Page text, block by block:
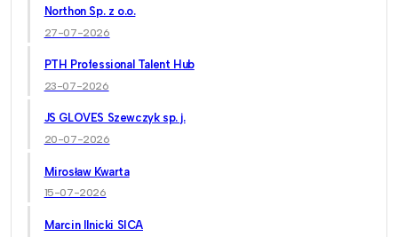
Northon Sp. z o.o.
27-07-2026
PTH Professional Talent Hub
23-07-2026
JS GLOVES Szewczyk sp. j.
20-07-2026
Mirosław Kwarta
15-07-2026
Marcin Ilnicki SICA